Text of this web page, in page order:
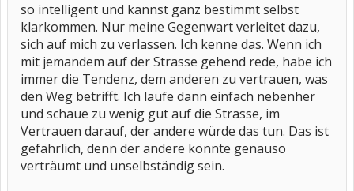
so intelligent und kannst ganz bestimmt selbst
klarkommen. Nur meine Gegenwart verleitet dazu,
sich auf mich zu verlassen. Ich kenne das. Wenn ich
mit jemandem auf der Strasse gehend rede, habe ich
immer die Tendenz, dem anderen zu vertrauen, was
den Weg betrifft. Ich laufe dann einfach nebenher
und schaue zu wenig gut auf die Strasse, im
Vertrauen darauf, der andere würde das tun. Das ist
gefährlich, denn der andere könnte genauso
verträumt und unselbständig sein.